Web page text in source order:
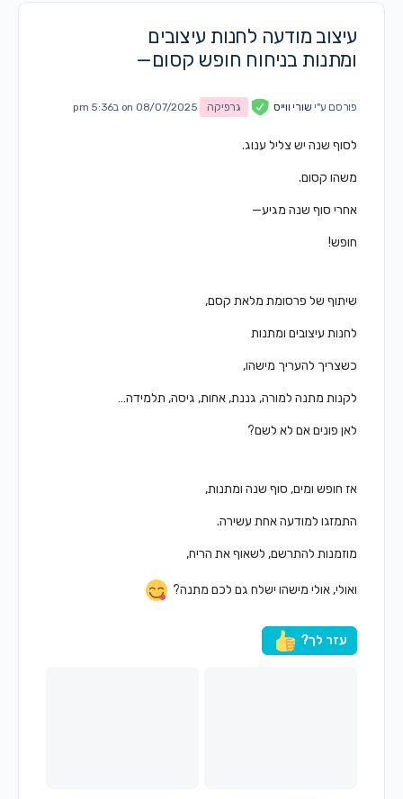
עיצוב מודעה לחנות עיצובים
ומתנות בניחוח חופש קסום—
פורסם ע"ישורי ווייס גרפיקה on 08/07/2025 ב5:36 pm
לסוף שנה יש צליל ענוג.
משהו קסום.
אחרי סוף שנה מגיע—
חופש!
שיתוף של פרסומת מלאת קסם,
לחנות עיצובים ומתנות
כשצריך להעריך מישהו,
לקנות מתנה למורה, גננת, אחות, גיסה, תלמידה…
לאן פונים אם לא לשם?
אז חופש ומים, סוף שנה ומתנות,
התמזגו למודעה אחת עשירה.
מוזמנות להתרשם, לשאוף את הריח,
ואולי, אולי מישהו ישלח גם לכם מתנה?
עזר לך?